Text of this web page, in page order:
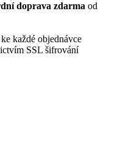
doprava zdarma od
ke každé objednávce
SSL šifrování